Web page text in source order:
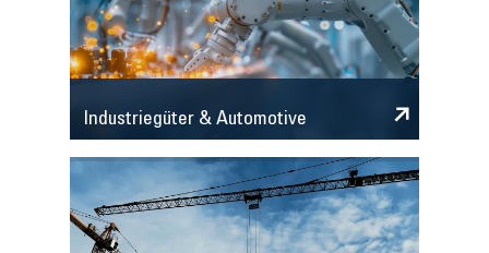
Industriegüter & Automotive